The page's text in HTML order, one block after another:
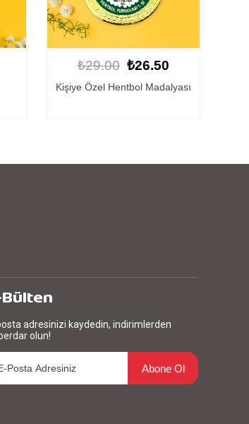
₺29.00 ₺26.50
Kişiye Özel Hentbol Madalyası
Bülten
adresinizi kaydedin, indirimlerden
olun!
Abone Ol